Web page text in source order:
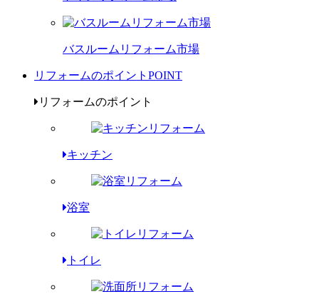
バスルームリフォーム市場
リフォームのポイント POINT
リフォームのポイント
キッチン
浴室
トイレ